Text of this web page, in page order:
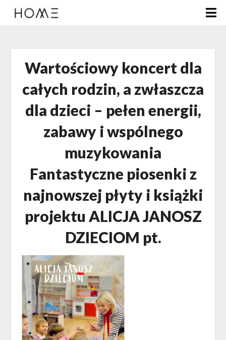
Wartościowy koncert dla
całych rodzin, a zwłaszcza
dla dzieci – pełen energii,
zabawy i wspólnego
muzykowania
Fantastyczne piosenki z
najnowszej płyty i książki
projektu ALICJA JANOSZ
DZIECIOM pt.